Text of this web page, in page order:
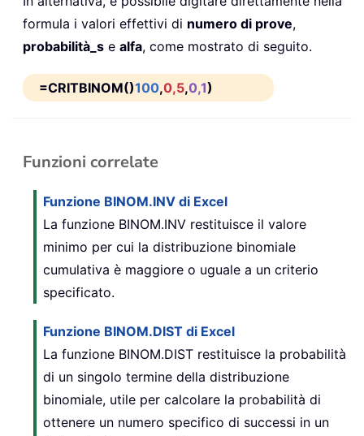
formula i valori effettivi di numero di prove,
probabilità_s e alfa, come mostrato di seguito.
=CRITBINOM()100,0,5,0,1)
Funzioni correlate
Funzione BINOM.INV di Excel
La funzione BINOM.INV restituisce il valore
minimo per cui la distribuzione binomiale
cumulativa è maggiore o uguale a un criterio
specificato.
Funzione BINOM.DIST di Excel
La funzione BINOM.DIST restituisce la probabilità
di un singolo termine della distribuzione
binomiale, utile per calcolare la probabilità di
ottenere un numero specifico di successi in un